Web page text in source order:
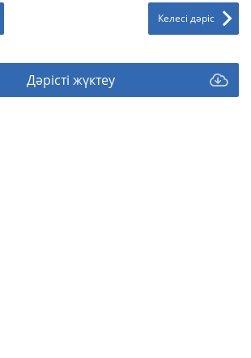
Келесі дәріс
Дәрісті жүктеу